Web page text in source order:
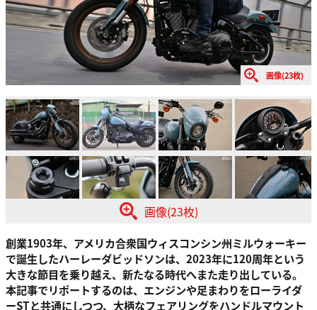
画像(23枚)
画像(23枚)
創業1903年、アメリカ合衆国ウィスコンシン州ミルウォーキー
で誕生したハーレーダビッドソンは、2023年に120周年という
大きな節目を乗り越え、新たなる時代へまた走り出している。
本記事でリポートするのは、エンジンや足まわりをローライダ
ーSTと共通にしつつ、大柄なフェアリングをハンドルマウント